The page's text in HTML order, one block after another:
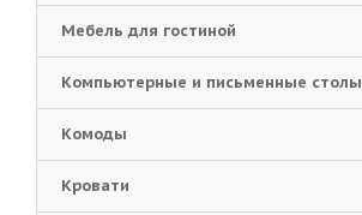
Мебель для гостиной
Компьютерные и письменные столы
Комоды
Кровати